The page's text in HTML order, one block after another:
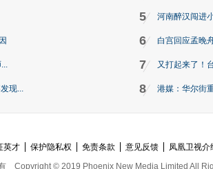
现...
5 河南醉汉闯进
6 白宫回应孟晚
7 又打起来了！
8 港媒：华尔街
英才 保护隐私权 免责条款 意见反馈 凤凰卫视介
Copyright © 2019 Phoenix New Media Limited All